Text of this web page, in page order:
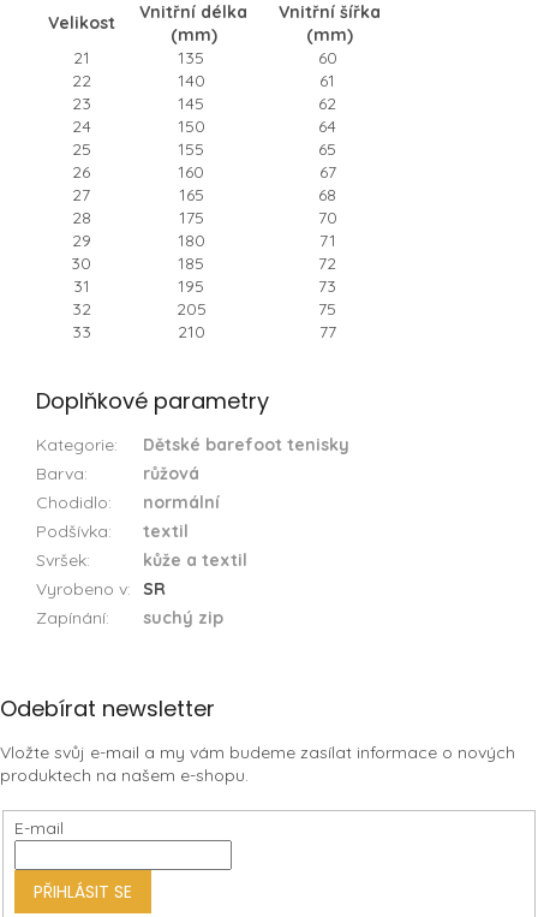
Velikost
Vnitřní délka
(mm)
Vnitřní šířka
(mm)
21
135
60
22
140
61
23
145
62
24
150
64
25
155
65
26
160
67
27
165
68
28
175
70
29
180
71
30
185
72
31
195
73
32
205
75
33
210 77
Doplňkové parametry
Kategorie:
Dětské barefoot tenisky
Barva:
růžová
Chodidlo:
normální
Podšívka:
textil
Svršek:
kůže a textil
Vyrobeno v:
SR
Zapínání: suchý zip
Z
p
a
t
Odebírat newsletter
Vložte svůj e-mail a my vám budeme zasílat informace o nových
produktech na našem e-shopu.
E-mail
PŘIHLÁSIT SE